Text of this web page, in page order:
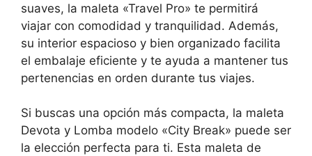
suaves, la maleta «Travel Pro» te permitirá
viajar con comodidad y tranquilidad. Además,
su interior espacioso y bien organizado facilita
el embalaje eficiente y te ayuda a mantener tus
pertenencias en orden durante tus viajes.
Si buscas una opción más compacta, la maleta
Devota y Lomba modelo «City Break» puede ser
la elección perfecta para ti. Esta maleta de